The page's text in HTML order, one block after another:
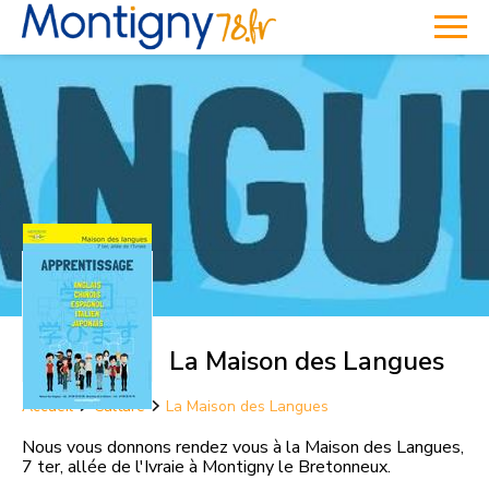
La Maison des Langues
Accueil Culture La Maison des Langues
Nous vous donnons rendez vous à la Maison des Langues,
7 ter, allée de l'Ivraie à Montigny le Bretonneux.